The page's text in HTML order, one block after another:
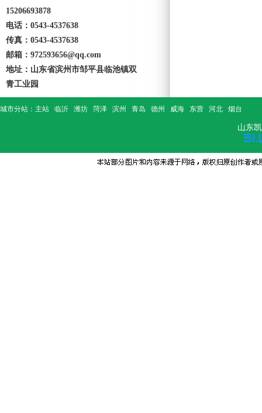
15206693878
电话：0543-4537638
传真：0543-4537638
邮箱：972593656@qq.com
地址：山东省滨州市邹平县临池镇双
青工业园
城市分站： 主站 临沂 潍坊 菏泽 滨州 青岛 德州 威海 东营 河北 烟台
山东